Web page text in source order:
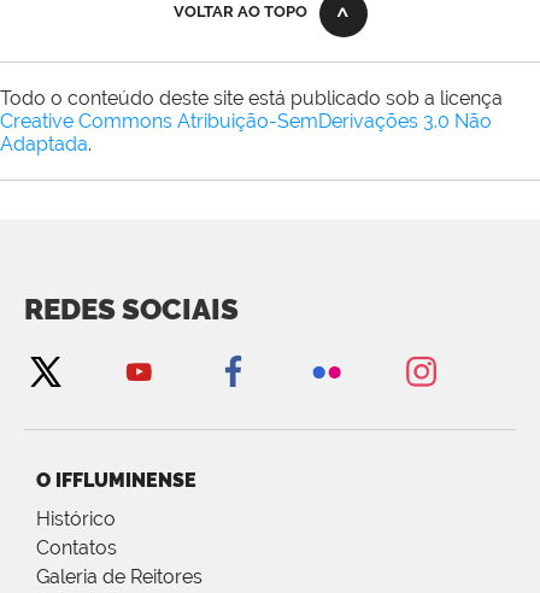
VOLTAR AO TOPO
Todo o conteúdo deste site está publicado sob a licença
Creative Commons Atribuição-SemDerivações 3.0 Não
Adaptada.
REDES SOCIAIS
O IFFLUMINENSE
Histórico
Contatos
Galeria de Reitores